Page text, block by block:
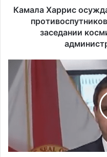
д
с
Камала Харрис
заседании
н
т